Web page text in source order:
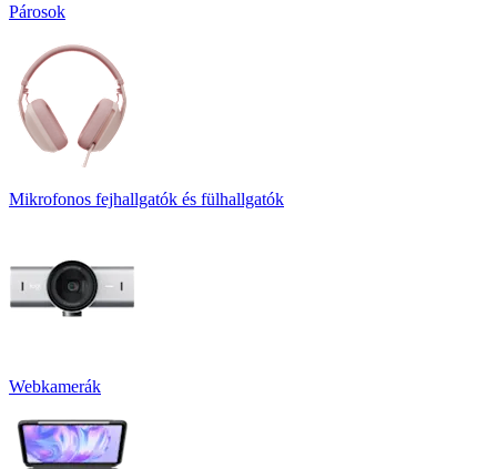
Párosok
Mikrofonos fejhallgatók és fülhallgatók
Webkamerák